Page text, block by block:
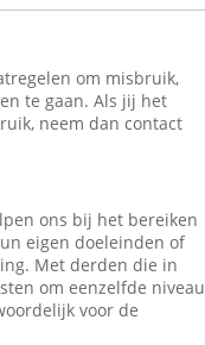
om misbruik,
te gaan. Als jij het
neem dan contact
ons bij het bereiken
eigen doeleinden of
Met derden die in
om eenzelfde niveau
voor de